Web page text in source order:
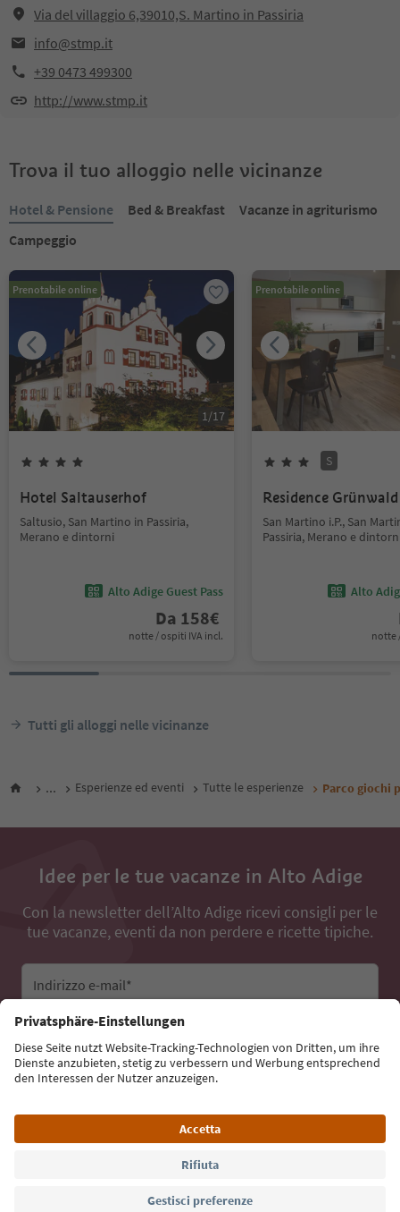
Via del villaggio 6,39010,S. Martino in Passiria
info@stmp.it
+39 0473 499300
http://www.stmp.it
Trova il tuo alloggio nelle vicinanze
Hotel & Pensione Bed & Breakfast
Vacanze in agriturismo
Campeggio
Prenotabile online
1/17
Hotel Saltauserhof
Saltusio, San Martino in Passiria,
Merano e dintorni
Alto Adige Guest Pass
Da 158€
notte / ospiti IVA incl.
Prenotabile online
S
Residence Grünwald
San Martino i.P., San
Passiria, Merano e
Alto
notte
Tutti gli alloggi nelle vicinanze
... Esperienze ed eventi Tutte le esperienze Parco giochi
Idee per le tue vacanze in Alto Adige
Con la newsletter dell’Alto Adige ricevi consigli per le
tue vacanze, eventi da non perdere e ricette tipiche.
Indirizzo e-mail*
Iscriviti alla newsletter